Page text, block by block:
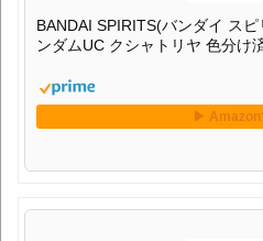
BANDAI SPIRITS(バンダイ ス
ンダムUC クシャトリヤ 色分け